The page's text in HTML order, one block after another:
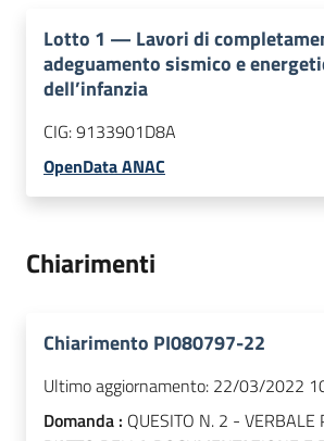
Lotto 1 — Lavori di
adeguamento sismico e
dell’infanzia
CIG:9133901D8A
OpenData ANAC
Chiarimenti
Chiarimento PI080797-22
Ultimo aggiornamento: 22/03/2022
Domanda : QUESITO N. 2 - VERBALE